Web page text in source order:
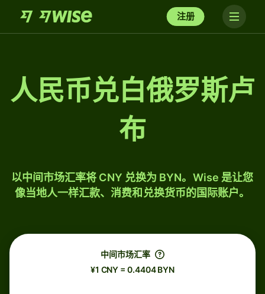
注册
人民币兑白俄罗斯卢
布
以中间市场汇率将 CNY 兑换为 BYN。Wise 是让您
像当地人一样汇款、消费和兑换货币的国际账户。
中间市场汇率
¥1 CNY = 0.4404 BYN